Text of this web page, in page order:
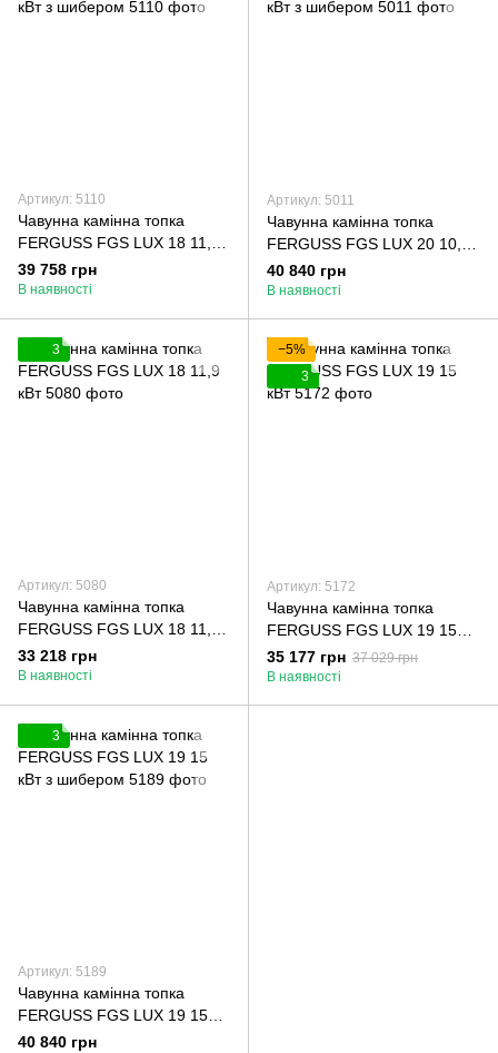
Артикул: 5110
Чавунна камінна топка
FERGUSS FGS LUX 18 11,9
кВт з шибером
39 758 грн
В наявності
Артикул: 5011
Чавунна камінна топка
FERGUSS FGS LUX 20 10,5
кВт з шибером
40 840 грн
В наявності
3
Артикул: 5080
Чавунна камінна топка
FERGUSS FGS LUX 18 11,9
кВт
33 218 грн
В наявності
−5%
3
Артикул: 5172
Чавунна камінна топка
FERGUSS FGS LUX 19 15
кВт
35 177 грн 37 029 грн
В наявності
3
Артикул: 5189
Чавунна камінна топка
FERGUSS FGS LUX 19 15
кВт з шибером
40 840 грн